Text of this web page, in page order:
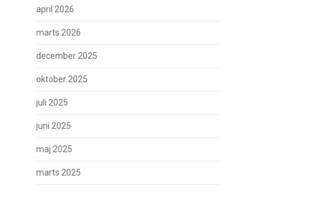
april 2026
marts 2026
december 2025
oktober 2025
juli 2025
juni 2025
maj 2025
marts 2025